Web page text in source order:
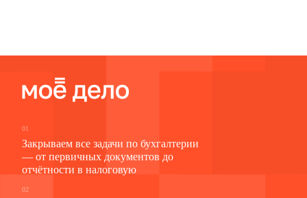
01
Закрываем все задачи по бухгалтерии
— от первичных документов до
отчётности в налоговую
02